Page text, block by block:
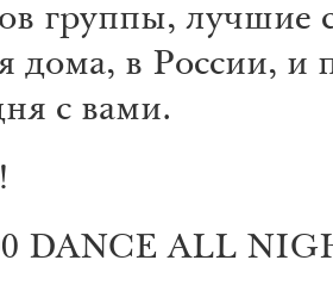
группы, лучшие
дома, в России, и
с вами.
DANCE ALL